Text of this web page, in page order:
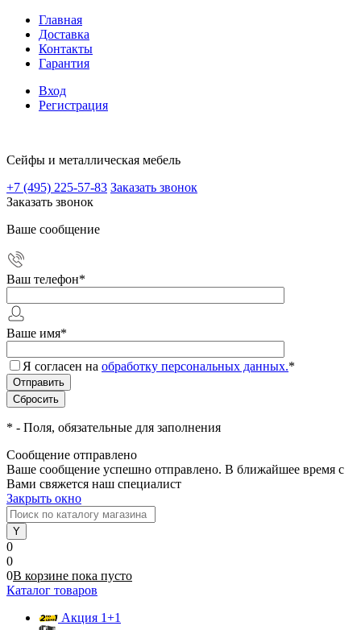
Главная
Доставка
Контакты
Гарантия
Вход
Регистрация
Сейфы и металлическая мебель
+7 (495) 225-57-83 Заказать звонок
Заказать звонок
Ваше сообщение
Ваш телефон*
Ваше имя*
Я согласен на обработку персональных данных.*
* - Поля, обязательные для заполнения
Сообщение отправлено
Ваше сообщение успешно отправлено. В ближайшее время с
Вами свяжется наш специалист
Закрыть окно
0
0
0В корзине пока пусто
Каталог товаров
Акция 1+1